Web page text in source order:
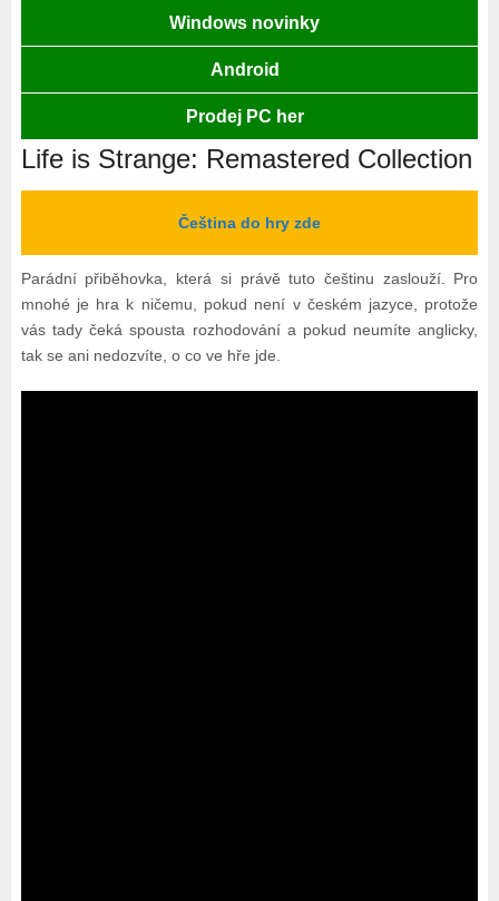
Windows novinky
Android
Prodej PC her
Life is Strange: Remastered Collection
Čeština do hry zde
Parádní přiběhovka, která si právě tuto češtinu zaslouží. Pro
mnohé je hra k ničemu, pokud není v českém jazyce, protože
vás tady čeká spousta rozhodování a pokud neumíte anglicky,
tak se ani nedozvíte, o co ve hře jde.